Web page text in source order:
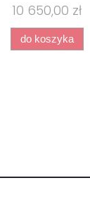
10 650,00 zł
do koszyka